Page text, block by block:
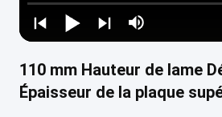
110 mm Hauteur de lame
Épaisseur de la plaque